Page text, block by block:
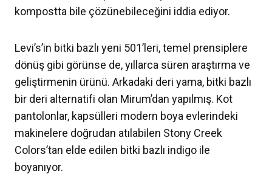
kompostta bile çözünebileceğini iddia ediyor.
Levi’s’in bitki bazlı yeni 501’leri, temel prensiplere
dönüş gibi görünse de, yıllarca süren araştırma ve
geliştirmenin ürünü. Arkadaki deri yama, bitki bazlı
bir deri alternatifi olan Mirum’dan yapılmış. Kot
pantolonlar, kapsülleri modern boya evlerindeki
makinelere doğrudan atılabilen Stony Creek
Colors’tan elde edilen bitki bazlı indigo ile
boyanıyor.